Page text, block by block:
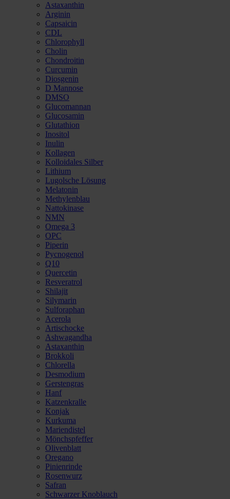
Astaxanthin
Arginin
Capsaicin
CDL
Chlorophyll
Cholin
Chondroitin
Curcumin
Diosgenin
D Mannose
DMSO
Glucomannan
Glucosamin
Glutathion
Inositol
Inulin
Kollagen
Kolloidales Silber
Lithium
Lugolsche Lösung
Melatonin
Methylenblau
Nattokinase
NMN
Omega 3
OPC
Piperin
Pycnogenol
Q10
Quercetin
Resveratrol
Shilajit
Silymarin
Sulforaphan
Acerola
Artischocke
Ashwagandha
Astaxanthin
Brokkoli
Chlorella
Desmodium
Gerstengras
Hanf
Katzenkralle
Konjak
Kurkuma
Mariendistel
Mönchspfeffer
Olivenblatt
Oregano
Pinienrinde
Rosenwurz
Safran
Schwarzer Knoblauch